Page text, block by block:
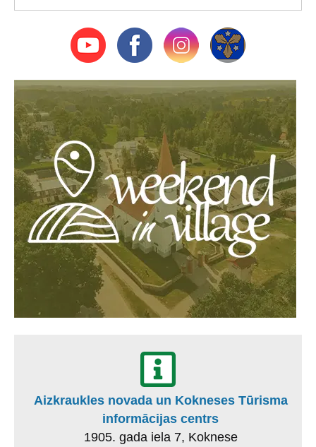
Aizkraukles novada un Kokneses Tūrisma
informācijas centrs
1905. gada iela 7, Koknese